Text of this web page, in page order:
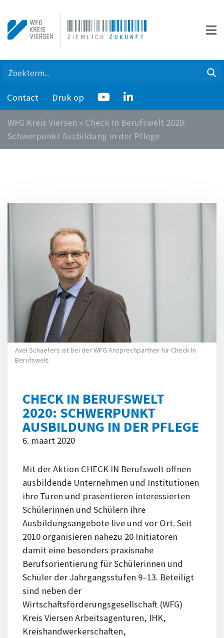
Contact Druk op
WFG Kreis Viersen » Check In Berufswelt 2020:
Schwerpunkt Ausbildung in der Pflege
Axel Schaefers ist bei der WFG Ansprechpartner für Check In
Berufswelt.
CHECK IN BERUFSWELT
2020: SCHWERPUNKT
AUSBILDUNG IN DER PFLEGE
6. maart 2020
Mit der Aktion CHECK IN Berufswelt öffnen
ausbildende Unternehmen und Institutionen
ihre Türen und präsentieren interessierten
Schülerinnen und Schülern ihre
Ausbildungsangebote live und vor Ort. Seit
2010 organisieren nahezu 20 Initiatoren
damit eine besonders praxisnahe
Berufsorientierung für Schülerinnen und
Schüler der Jahrgangsstufen 9–13. Beteiligt
sind neben der
Wirtschaftsförderungsgesellschaft (WFG)
Kreis Viersen Arbeitsagenturen, IHK,
Kreishandwerkerschaften,